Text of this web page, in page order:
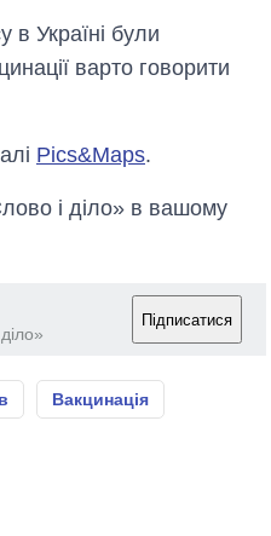
в Україні були
варто говорити
Pics&Maps.
і діло» в вашому
Підписатися
Вакцинація